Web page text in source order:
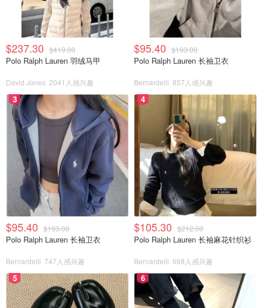
$237.30 $419.00
Polo Ralph Lauren 羽绒马甲
David Jones 2041人感兴趣
$95.40 $193.00
Polo Ralph Lauren 长袖卫衣
Bernardelli 857人感兴趣
3
$95.40 $193.00
Polo Ralph Lauren 长袖卫衣
Bernardelli 747人感兴趣
4
$105.30 $212.00
Polo Ralph Lauren 长袖麻花针织衫
Bernardelli 668人感兴趣
5 6